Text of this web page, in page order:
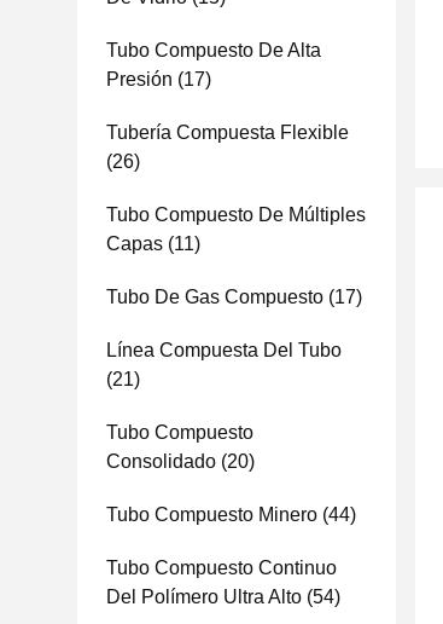
Tubo Compuesto De Alta
Presión (17)
Tubería Compuesta Flexible
(26)
Tubo Compuesto De Múltiples
Capas (11)
Tubo De Gas Compuesto (17)
Línea Compuesta Del Tubo
(21)
Tubo Compuesto
Consolidado (20)
Tubo Compuesto Minero (44)
Tubo Compuesto Continuo
Del Polímero Ultra Alto (54)